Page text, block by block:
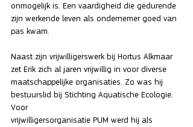
onmogelijk is. Een vaardigheid die gedurende
zijn werkende leven als ondernemer goed van
pas kwam.
Naast zijn vrijwilligerswerk bij Hortus Alkmaar
zet Erik zich al jaren vrijwillig in voor diverse
maatschappelijke organisaties. Zo was hij
bestuurslid bij Stichting Aquatische Ecologie.
Voor
vrijwilligersorganisatie PUM werd hij als